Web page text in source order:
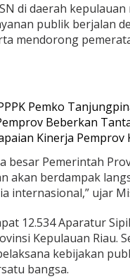
di daerah
publik berjalan
mendorong
Pemko
Beberkan
Kinerja Pemprov
besar Pemerintah
akan berdampak
internasional,” ujar
12.534 Aparatur
Kepulauan Riau.
kebijakan
bangsa.